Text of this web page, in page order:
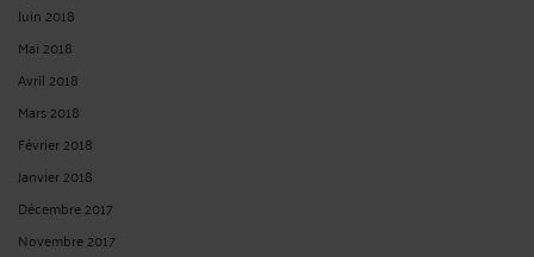
Juin 2018
Mai 2018
Avril 2018
Mars 2018
Février 2018
Janvier 2018
Décembre 2017
Novembre 2017